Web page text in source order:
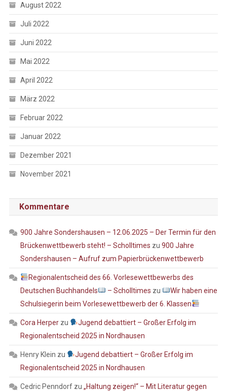
August 2022
Juli 2022
Juni 2022
Mai 2022
April 2022
März 2022
Februar 2022
Januar 2022
Dezember 2021
November 2021
Kommentare
900 Jahre Sondershausen – 12.06.2025 – Der Termin für den
Brückenwettbewerb steht! – Scholltimes zu 900 Jahre
Sondershausen – Aufruf zum Papierbrückenwettbewerb
Regionalentscheid des 66. Vorlesewettbewerbs des
Deutschen Buchhandels
– Scholltimes zu
Wir haben eine
Schulsiegerin beim Vorlesewettbewerb der 6. Klassen
Cora Herperzu
Jugend debattiert – Großer Erfolg im
Regionalentscheid 2025 in Nordhausen
Henry Klein zu
Jugend debattiert – Großer Erfolg im
Regionalentscheid 2025 in Nordhausen
Cedric Penndorfzu „Haltung zeigen!“ – Mit Literatur gegen